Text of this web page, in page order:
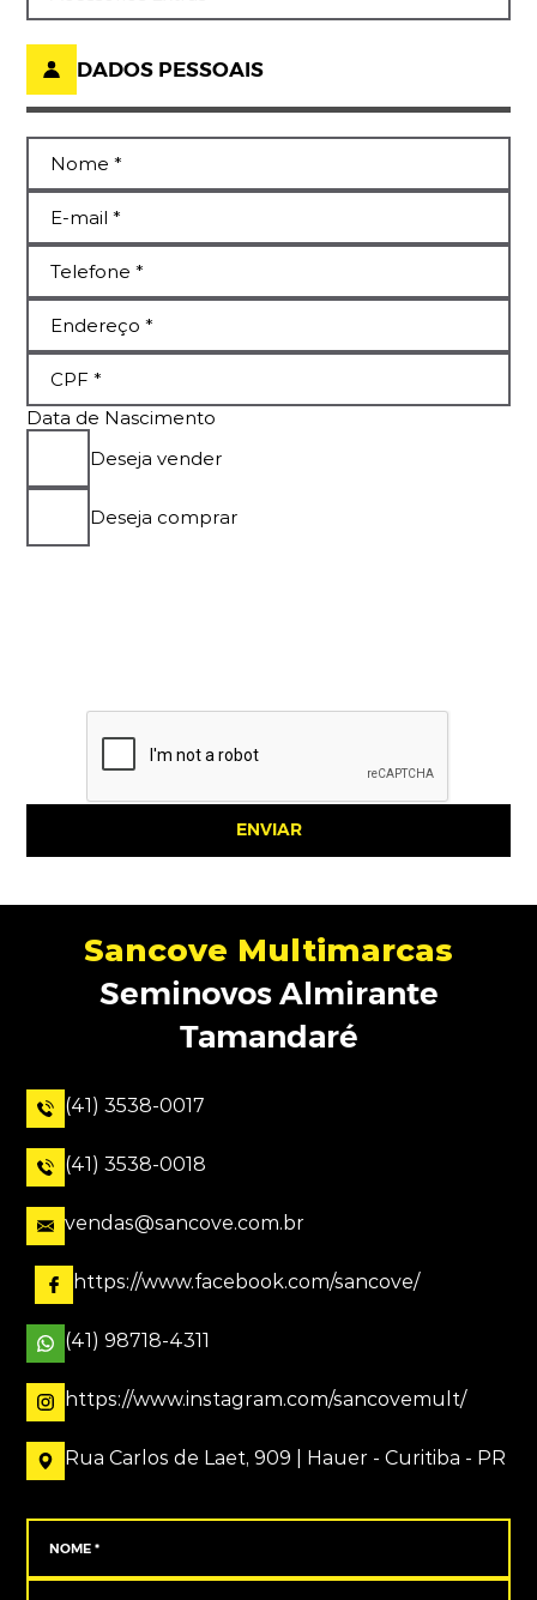
DADOS PESSOAIS
Data de Nascimento
Deseja vender
Deseja comprar
ENVIAR
Sancove Multimarcas
Seminovos Almirante
Tamandaré
(41) 3538-0017
(41) 3538-0018
vendas@sancove.com.br
https://www.facebook.com/sancove/
(41) 98718-4311
https://www.instagram.com/sancovemult/
Rua Carlos de Laet, 909 | Hauer - Curitiba - PR